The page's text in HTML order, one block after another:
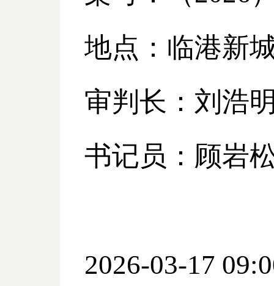
地点：临港新
审判长：刘浩
书记员：顾岩
2026-03-17